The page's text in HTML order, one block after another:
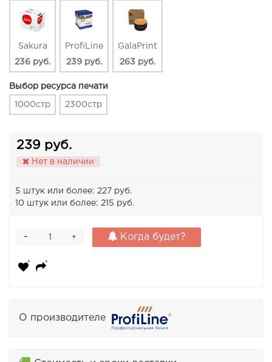
Sakura
236 руб.
ProfiLine
239 руб.
GalaPrint
263 руб.
Выбор ресурса печати
1000стр 2300стр
239 руб.
Нет в наличии
5 штук или более: 227 руб.
10 штук или более: 215 руб.
+
- Когда будет?
О производителе